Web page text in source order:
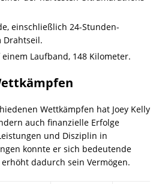
einschließlich 24-Stunden-
Drahtseil.
Laufband, 148 Kilometer.
Wettkämpfen hat Joey Kelly
auch finanzielle Erfolge
und Disziplin in
konnte er sich bedeutende
dadurch sein Vermögen.